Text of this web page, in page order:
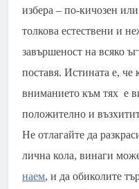
избера – по-кичозен
толкова естествени и
завършеност на всяко
поставя. Истината е, че
вниманието към тях е
положително и
Не отлагайте да
лична кола, винаги
наем, и да обиколите